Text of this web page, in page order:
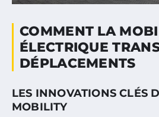
COMMENT LA
ÉLECTRIQUE
DÉPLACEMENTS
LES INNOVATIONS CLÉS
MOBILITY